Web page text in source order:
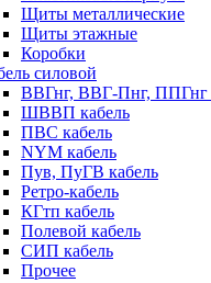
Щиты металлические
Щиты этажные
Коробки
силовой
ВВГнг, ВВГ-Пнг, ППГнг
ШВВП кабель
ПВС кабель
NYM кабель
Пув, ПуГВ кабель
Ретро-кабель
КГтп кабель
Полевой кабель
СИП кабель
Прочее